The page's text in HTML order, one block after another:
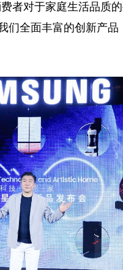
者对于家庭生活品质
们全面丰富的创新产